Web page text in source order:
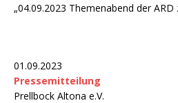
„04.09.2023 Themenabend der
01.09.2023
Pressemitteilung
Prellbock Altona e.V.